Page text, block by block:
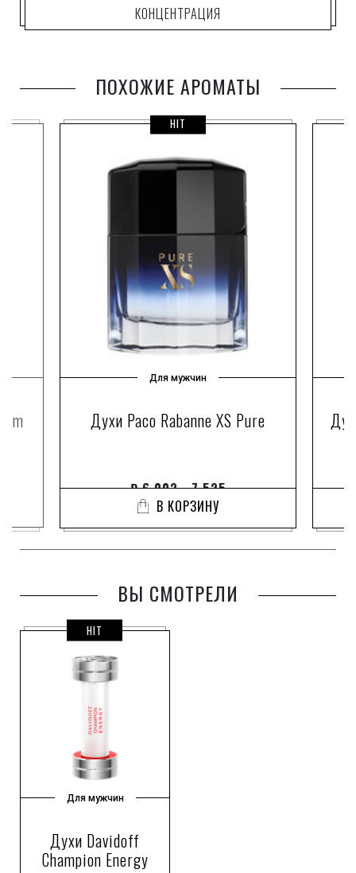
Его позитивное звучание располагает к себе.
КОНЦЕНТРАЦИЯ
ПОХОЖИЕ АРОМАТЫ
HIT
Для мужчин
Духи Paco Rabanne XS Pure
₽6 003 - 7 525
В КОРЗИНУ
ВЫ СМОТРЕЛИ
HIT
Для мужчин
Духи Davidoff
Champion Energy